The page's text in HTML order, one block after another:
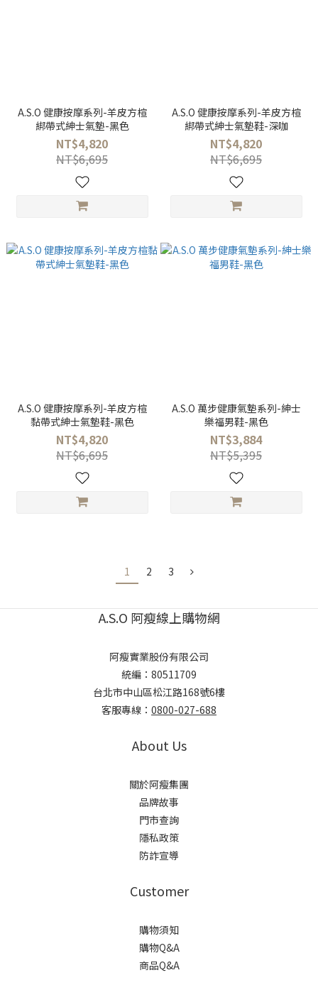
A.S.O 健康按摩系列-羊皮方楦
綁帶式紳士氣墊-黑色
NT$4,820
NT$6,695
A.S.O 健康按摩系列-羊皮方楦
綁帶式紳士氣墊鞋-深咖
NT$4,820
NT$6,695
A.S.O 健康按摩系列-羊皮方楦
黏帶式紳士氣墊鞋-黑色
NT$4,820
NT$6,695
A.S.O 萬步健康氣墊系列-紳士
樂福男鞋-黑色
NT$3,884
NT$5,395
1 2 3
A.S.O 阿瘦線上購物網
阿瘦實業股份有限公司
統編：80511709
台北市中山區松江路168號6樓
客服專線： 0800-027-688
About Us
關於阿瘦集團
品牌故事
門市查詢
隱私政策
防詐宣導
Customer
購物須知
購物Q&A
商品Q&A